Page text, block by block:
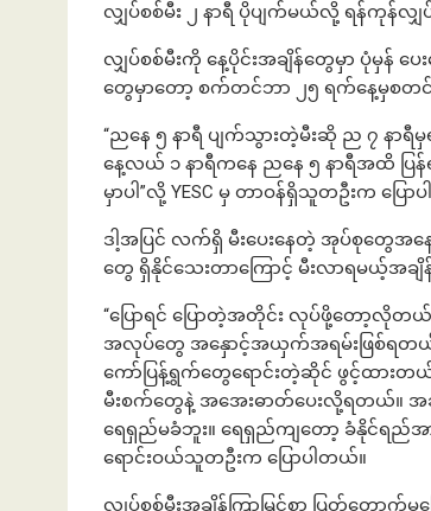
လျှပ်စစ်မီး ၂ နာရီ ပိုပျက်မယ်လို့ ရန်ကုန်လျှ
လျှပ်စစ်မီးကို နေ့ပိုင်းအချိန်တွေမှာ ပုံမှန် ပ
တွေမှာတော့ စက်တင်ဘာ ၂၅ ရက်နေ့မှစတင်
“ည‌နေ ၅ နာရီ ပျက်သွားတဲ့မီးဆို ည ၇ နာ
နေ့လယ် ၁ နာရီကနေ ညနေ ၅ နာရီအထိ ပ
မှာပါ”လို့ YESC မှ တာဝန်ရှိသူတဦးက ပြော
ဒါ့အပြင် လက်ရှိ မီးပေးနေတဲ့ အုပ်စုတွေအနေ
တွေ ရှိနိုင်သေးတာကြောင့် မီးလာရမယ့်အခ
“ပြောရင် ပြောတဲ့အတိုင်း လုပ်ဖို့တော့လိုတ
အလုပ်တွေ အနှောင့်အယှက်အရမ်းဖြစ်ရတယ်၊
ကော်ပြန့်ရွက်တွေရောင်းတဲ့ဆိုင် ဖွင့်ထားတ
မီးစက်တွေနဲ့ အအေးဓာတ်ပေးလို့ရတယ်။ အခု
ရေရှည်မခံဘူး။ ရေရှည်ကျတော့ ခံနိုင်ရည်အ
ရောင်းဝယ်သူတဦးက ပြောပါတယ်။
လျှပ်စစ်မီးအချိန်ကြာမြင့်စွာ ပြတ်တောက်